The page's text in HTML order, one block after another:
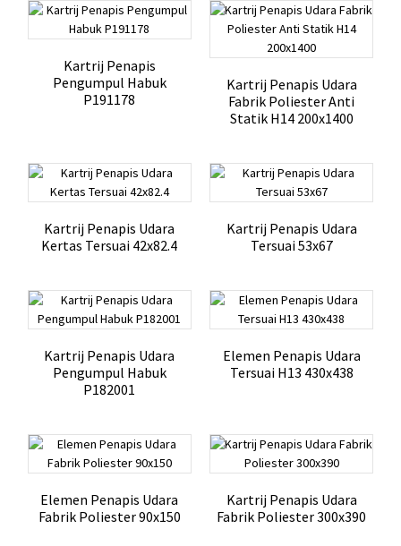
Kartrij Penapis
Pengumpul Habuk
P191178
Kartrij Penapis Udara
Fabrik Poliester Anti
Statik H14 200x1400
Kartrij Penapis Udara
Kertas Tersuai 42x82.4
Kartrij Penapis Udara
Tersuai 53x67
Kartrij Penapis Udara
Pengumpul Habuk
P182001
Elemen Penapis Udara
Tersuai H13 430x438
Elemen Penapis Udara
Fabrik Poliester 90x150
Kartrij Penapis Udara
Fabrik Poliester 300x390